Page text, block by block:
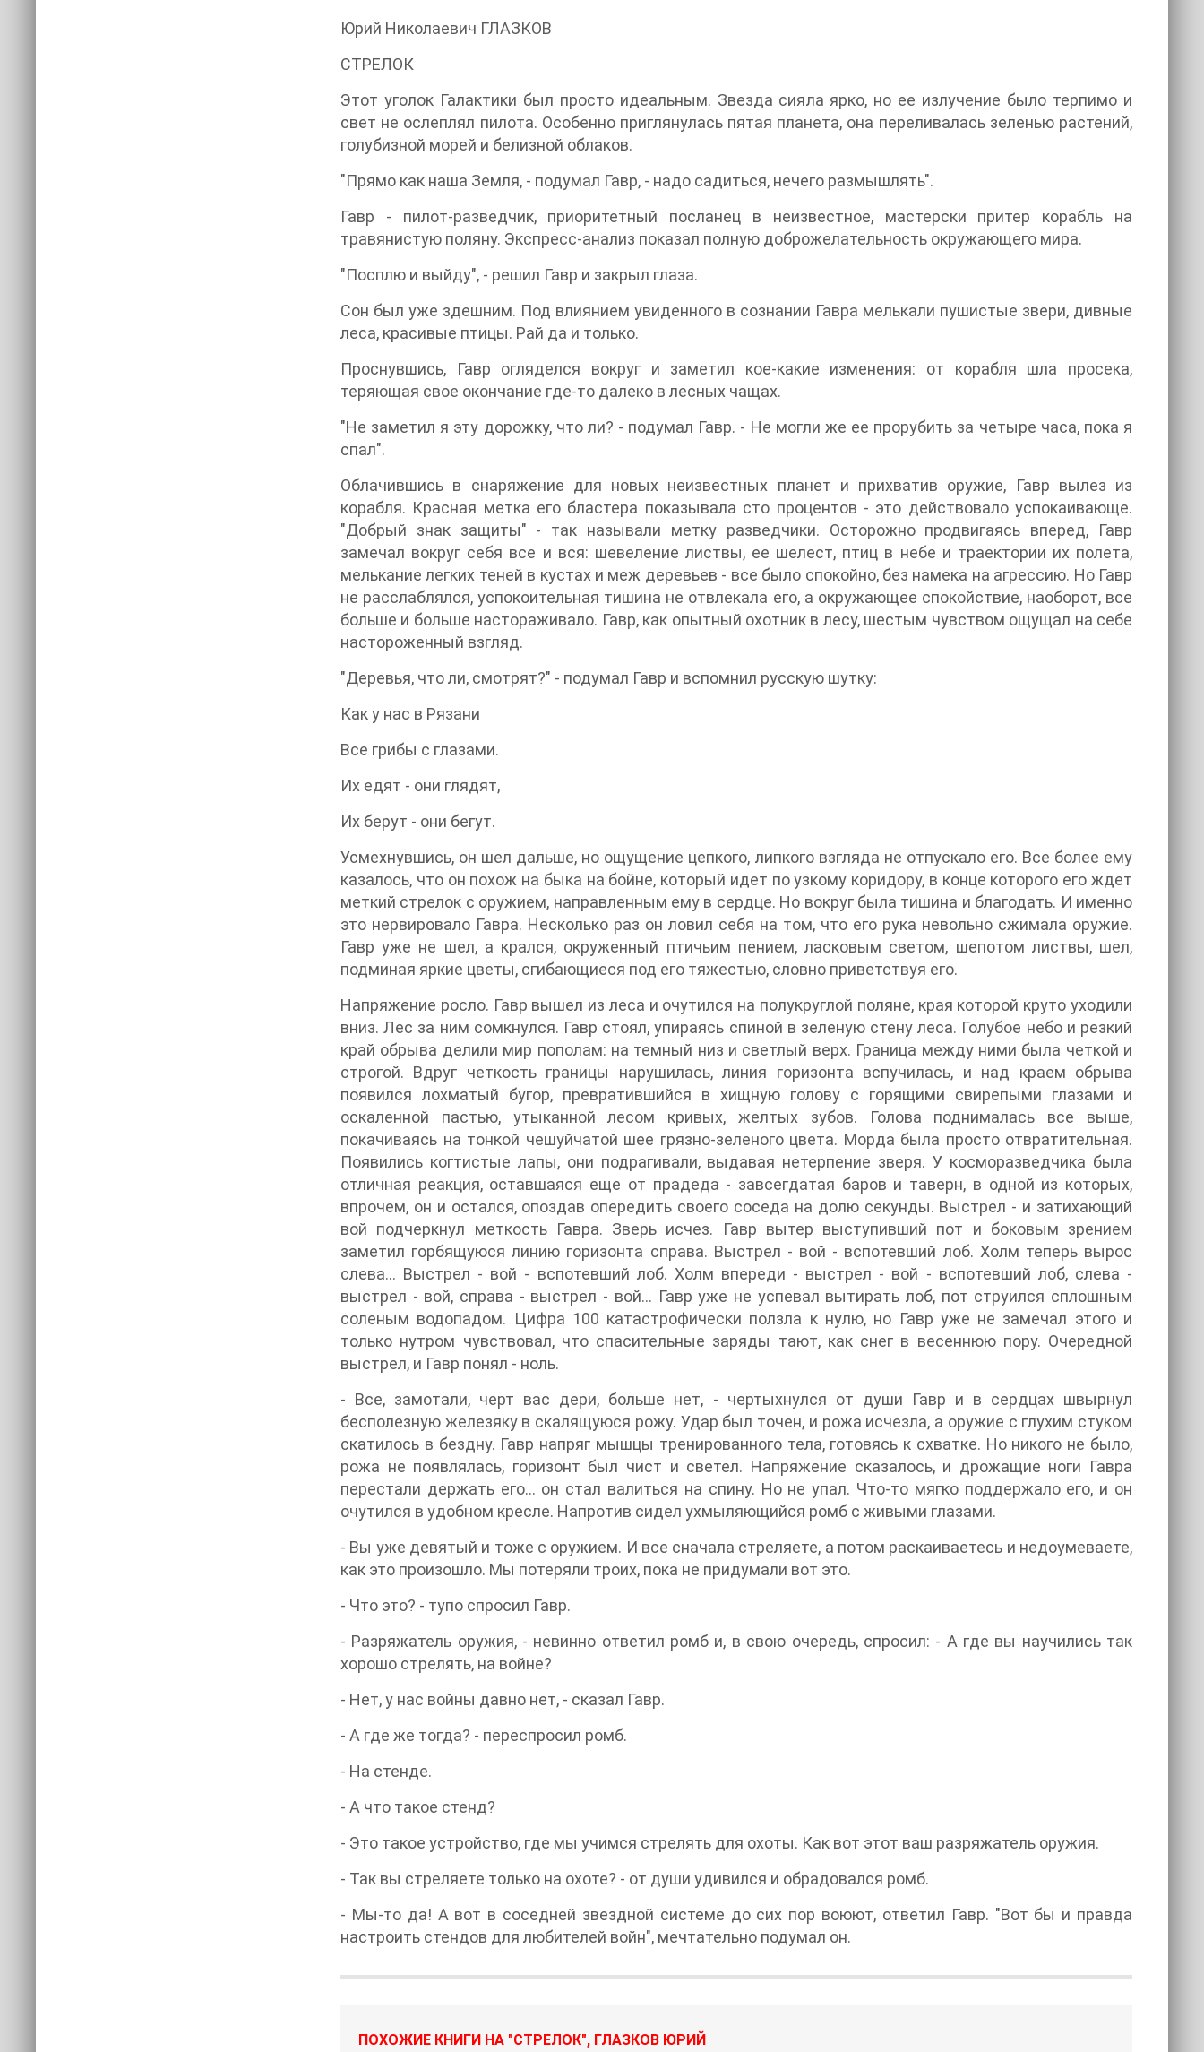
Юрий Николаевич ГЛАЗКОВ
СТРЕЛОК
Этот уголок Галактики был просто идеальным. Звезда сияла ярко, но ее излучение было терпимо и
свет не ослеплял пилота. Особенно приглянулась пятая планета, она переливалась зеленью растений,
голубизной морей и белизной облаков.
"Прямо как наша Земля, - подумал Гавр, - надо садиться, нечего размышлять".
Гавр - пилот-разведчик, приоритетный посланец в неизвестное, мастерски притер корабль на
травянистую поляну. Экспресс-анализ показал полную доброжелательность окружающего мира.
"Посплю и выйду", - решил Гавр и закрыл глаза.
Сон был уже здешним. Под влиянием увиденного в сознании Гавра мелькали пушистые звери, дивные
леса, красивые птицы. Рай да и только.
Проснувшись, Гавр огляделся вокруг и заметил кое-какие изменения: от корабля шла просека,
теряющая свое окончание где-то далеко в лесных чащах.
"Не заметил я эту дорожку, что ли? - подумал Гавр. - Не могли же ее прорубить за четыре часа, пока я
спал".
Облачившись в снаряжение для новых неизвестных планет и прихватив оружие, Гавр вылез из
корабля. Красная метка его бластера показывала сто процентов - это действовало успокаивающе.
"Добрый знак защиты" - так называли метку разведчики. Осторожно продвигаясь вперед, Гавр
замечал вокруг себя все и вся: шевеление листвы, ее шелест, птиц в небе и траектории их полета,
мелькание легких теней в кустах и меж деревьев - все было спокойно, без намека на агрессию. Но Гавр
не расслаблялся, успокоительная тишина не отвлекала его, а окружающее спокойствие, наоборот, все
больше и больше настораживало. Гавр, как опытный охотник в лесу, шестым чувством ощущал на себе
настороженный взгляд.
"Деревья, что ли, смотрят?" - подумал Гавр и вспомнил русскую шутку:
Как у нас в Рязани
Все грибы с глазами.
Их едят - они глядят,
Их берут - они бегут.
Усмехнувшись, он шел дальше, но ощущение цепкого, липкого взгляда не отпускало его. Все более ему
казалось, что он похож на быка на бойне, который идет по узкому коридору, в конце которого его ждет
меткий стрелок с оружием, направленным ему в сердце. Но вокруг была тишина и благодать. И именно
это нервировало Гавра. Несколько раз он ловил себя на том, что его рука невольно сжимала оружие.
Гавр уже не шел, а крался, окруженный птичьим пением, ласковым светом, шепотом листвы, шел,
подминая яркие цветы, сгибающиеся под его тяжестью, словно приветствуя его.
Напряжение росло. Гавр вышел из леса и очутился на полукруглой поляне, края которой круто уходили
вниз. Лес за ним сомкнулся. Гавр стоял, упираясь спиной в зеленую стену леса. Голубое небо и резкий
край обрыва делили мир пополам: на темный низ и светлый верх. Граница между ними была четкой и
строгой. Вдруг четкость границы нарушилась, линия горизонта вспучилась, и над краем обрыва
появился лохматый бугор, превратившийся в хищную голову с горящими свирепыми глазами и
оскаленной пастью, утыканной лесом кривых, желтых зубов. Голова поднималась все выше,
покачиваясь на тонкой чешуйчатой шее грязно-зеленого цвета. Морда была просто отвратительная.
Появились когтистые лапы, они подрагивали, выдавая нетерпение зверя. У косморазведчика была
отличная реакция, оставшаяся еще от прадеда - завсегдатая баров и таверн, в одной из которых,
впрочем, он и остался, опоздав опередить своего соседа на долю секунды. Выстрел - и затихающий
вой подчеркнул меткость Гавра. Зверь исчез. Гавр вытер выступивший пот и боковым зрением
заметил горбящуюся линию горизонта справа. Выстрел - вой - вспотевший лоб. Холм теперь вырос
слева... Выстрел - вой - вспотевший лоб. Холм впереди - выстрел - вой - вспотевший лоб, слева -
выстрел - вой, справа - выстрел - вой... Гавр уже не успевал вытирать лоб, пот струился сплошным
соленым водопадом. Цифра 100 катастрофически ползла к нулю, но Гавр уже не замечал этого и
только нутром чувствовал, что спасительные заряды тают, как снег в весеннюю пору. Очередной
выстрел, и Гавр понял - ноль.
- Все, замотали, черт вас дери, больше нет, - чертыхнулся от души Гавр и в сердцах швырнул
бесполезную железяку в скалящуюся рожу. Удар был точен, и рожа исчезла, а оружие с глухим стуком
скатилось в бездну. Гавр напряг мышцы тренированного тела, готовясь к схватке. Но никого не было,
рожа не появлялась, горизонт был чист и светел. Напряжение сказалось, и дрожащие ноги Гавра
перестали держать его... он стал валиться на спину. Но не упал. Что-то мягко поддержало его, и он
очутился в удобном кресле. Напротив сидел ухмыляющийся ромб с живыми глазами.
- Вы уже девятый и тоже с оружием. И все сначала стреляете, а потом раскаиваетесь и недоумеваете,
как это произошло. Мы потеряли троих, пока не придумали вот это.
- Что это? - тупо спросил Гавр.
- Разряжатель оружия, - невинно ответил ромб и, в свою очередь, спросил: - А где вы научились так
хорошо стрелять, на войне?
- Нет, у нас войны давно нет, - сказал Гавр.
- А где же тогда? - переспросил ромб.
- На стенде.
- А что такое стенд?
- Это такое устройство, где мы учимся стрелять для охоты. Как вот этот ваш разряжатель оружия.
- Так вы стреляете только на охоте? - от души удивился и обрадовался ромб.
- Мы-то да! А вот в соседней звездной системе до сих пор воюют, ответил Гавр. "Вот бы и правда
настроить стендов для любителей войн", мечтательно подумал он.
ПОХОЖИЕ КНИГИ НА "СТРЕЛОК", ГЛАЗКОВ ЮРИЙ